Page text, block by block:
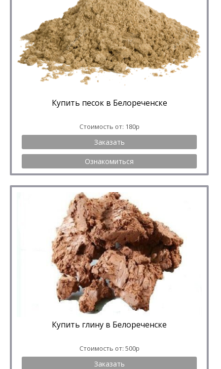
Купить песок в Белореченске
Стоимость от: 180р
Заказать
Ознакомиться
Купить глину в Белореченске
Стоимость от: 500р
Заказать